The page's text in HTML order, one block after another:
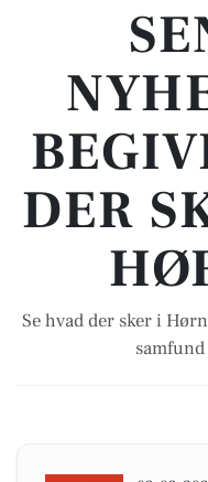
DER
Se hvad der sker i